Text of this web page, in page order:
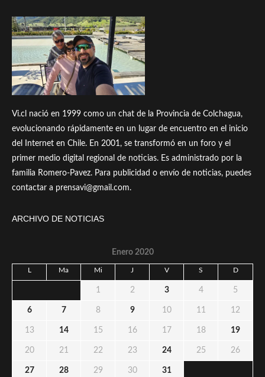
Vi.cl nació en 1999 como un chat de la Provincia de Colchagua,
evolucionando rápidamente en un lugar de encuentro en el inicio
del Internet en Chile. En 2001, se transformó en un foro y el
primer medio digital regional de noticias. Es administrado por la
familia Romero-Pavez. Para publicidad o envío de noticias, puedes
contactar a prensavi@gmail.com.
ARCHIVO DE NOTICIAS
Enero 2020
L Ma Mi J V S D
1 2 3 4 5
6 7 8 9 10 11 12
13 14 15 16 17 18 19
20 21 22 23 24 25 26
27 28 29 30 31